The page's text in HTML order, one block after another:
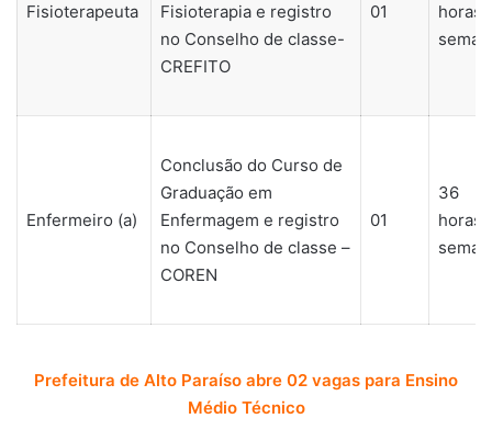
Fisioterapeuta
Fisioterapia e registro
no Conselho de classe-
CREFITO
01
horas/
Enfermeiro (a)
Conclusão do Curso de
Graduação em
Enfermagem e registro
no Conselho de classe –
COREN
01
36
horas/
Prefeitura de Alto Paraíso abre 02 vagas para Ensino
Médio Técnico